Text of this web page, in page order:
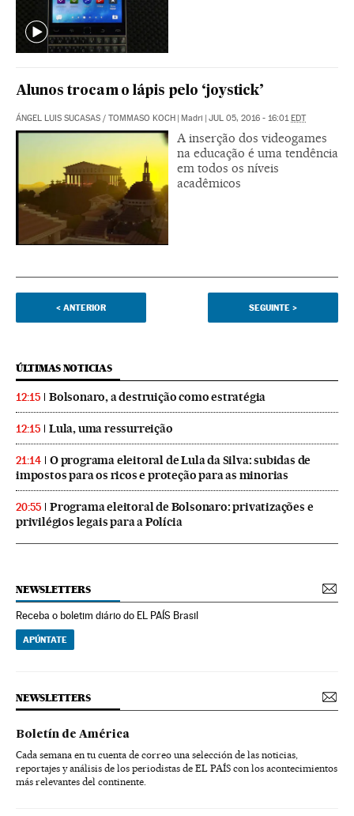
Alunos trocam o lápis pelo ‘joystick’
ÁNGEL LUIS SUCASAS / TOMMASO KOCH Madri JUL 05, 2016 - 16:01 EDT
A inserção dos videogames
na educação é uma tendência
em todos os níveis
acadêmicos
< ANTERIOR SEGUINTE >
ÚLTIMAS NOTICIAS
12:15 Bolsonaro, a destruição como estratégia
12:15 Lula, uma ressurreição
21:14
O programa eleitoral de Lula da Silva: subidas de
impostos para os ricos e proteção para as minorias
20:55
Programa eleitoral de Bolsonaro: privatizações e
privilégios legais para a Polícia
NEWSLETTERS
Receba o boletim diário do EL PAÍS Brasil
APÚNTATE
NEWSLETTERS
Boletín de América
Cada semana en tu cuenta de correo una selección de las noticias,
reportajes y análisis de los periodistas de EL PAÍS con los acontecimientos
más relevantes del continente.